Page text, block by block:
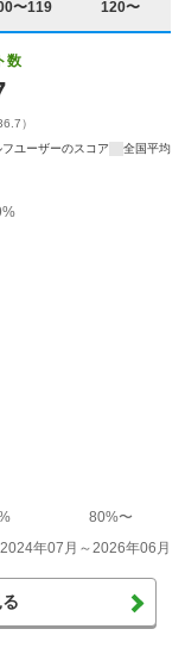
〜119 120〜
数
）
フユーザーのスコア
全国平均
80%〜
年07月～2026年06月